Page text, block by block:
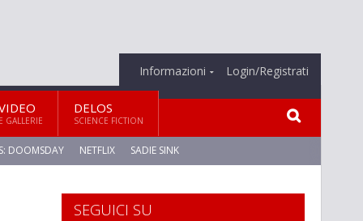
Informazioni Login/Registrati
E GALLERIE
DELOS
SCIENCE FICTION
DOOMSDAY NETFLIX SADIE SINK
SEGUICI SU